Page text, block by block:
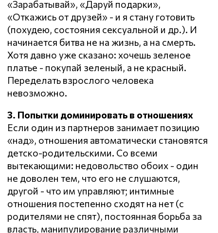
«Зарабатывай», «Даруй подарки»,
«Откажись от друзей» - и я стану готовить
(похудею, состояния сексуальной и др.). И
начинается битва не на жизнь, а на смерть.
Хотя давно уже сказано: хочешь зеленое
платье - покупай зеленый, а не красный.
Переделать взрослого человека
невозможно.
3. Попытки доминировать в отношениях
Если один из партнеров занимает позицию
«над», отношения автоматически становятся
детско-родительскими. Со всеми
вытекающими: недовольство обоих - один
не доволен тем, что его не слушаются,
другой - что им управляют; интимные
отношения постепенно сходят на нет (с
родителями не спят), постоянная борьба за
власть, манипулирование различными